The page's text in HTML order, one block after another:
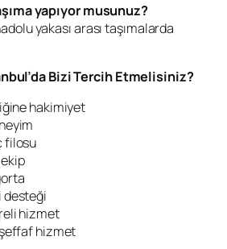
yapıyor musunuz?
yakası arası taşımalarda
Bizi Tercih Etmelisiniz?
hakimiyet
filosu
desteği
hizmet
hizmet